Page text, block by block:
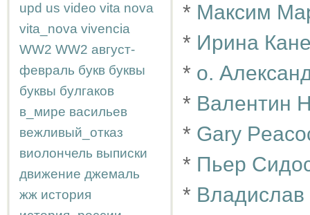
upd us video vita nova
vita_nova vivencia
WW2 WW2 август-
февраль букв буквы
буквы булгаков
в_мире васильев
вежливый_отказ
виолончель выписки
движение джемаль
жж история
* Максим
* Ирина
* о.
* Валентин
* Gary
* Пьер
* Владислав